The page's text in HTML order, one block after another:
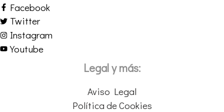
Facebook
Twitter
Instagram
Youtube
Legal y más:
Aviso Legal
Política de Cookies